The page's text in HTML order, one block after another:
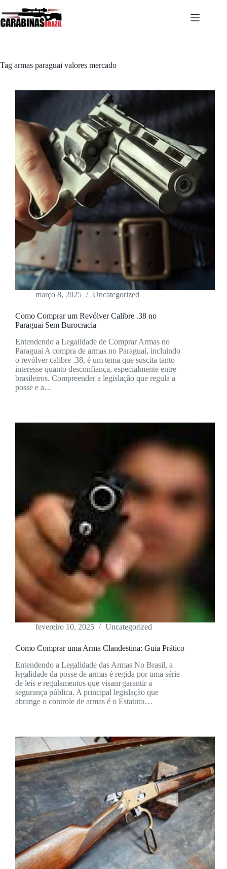
para
o
Tag armas paraguai valores mercado
março 8, 2025 Uncategorized
Como Comprar um Revólver Calibre .38 no
Paraguai Sem Burocracia
Entendendo a Legalidade de Comprar Armas no
Paraguai A compra de armas no Paraguai, incluindo
o revólver calibre .38, é um tema que suscita tanto
interesse quanto desconfiança, especialmente entre
brasileiros. Compreender a legislação que regula a
posse e a…
fevereiro 10, 2025 Uncategorized
Como Comprar uma Arma Clandestina: Guia Prático
Entendendo a Legalidade das Armas No Brasil, a
legalidade da posse de armas é regida por uma série
de leis e regulamentos que visam garantir a
segurança pública. A principal legislação que
abrange o controle de armas é o Estatuto…